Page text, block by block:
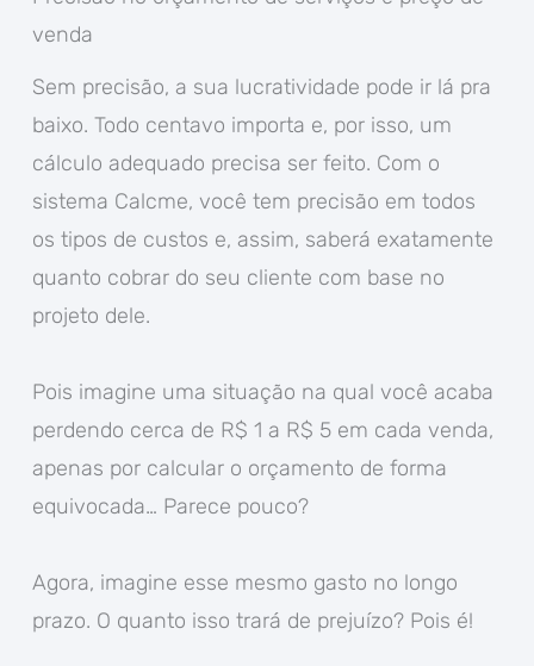
venda
Sem precisão, a sua lucratividade pode ir lá pra
baixo. Todo centavo importa e, por isso, um
cálculo adequado precisa ser feito. Com o
sistema Calcme, você tem precisão em todos
os tipos de custos e, assim, saberá exatamente
quanto cobrar do seu cliente com base no
projeto dele.
Pois imagine uma situação na qual você acaba
perdendo cerca de R$ 1 a R$ 5 em cada venda,
apenas por calcular o orçamento de forma
equivocada… Parece pouco?
Agora, imagine esse mesmo gasto no longo
prazo. O quanto isso trará de prejuízo? Pois é!